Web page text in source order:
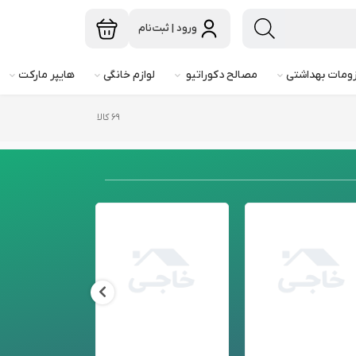
ورود | ثبت‌نام
بهداشتی مصالح دکوراتیو لوازم خانگی هایپر مارکت
۶۹ کالا